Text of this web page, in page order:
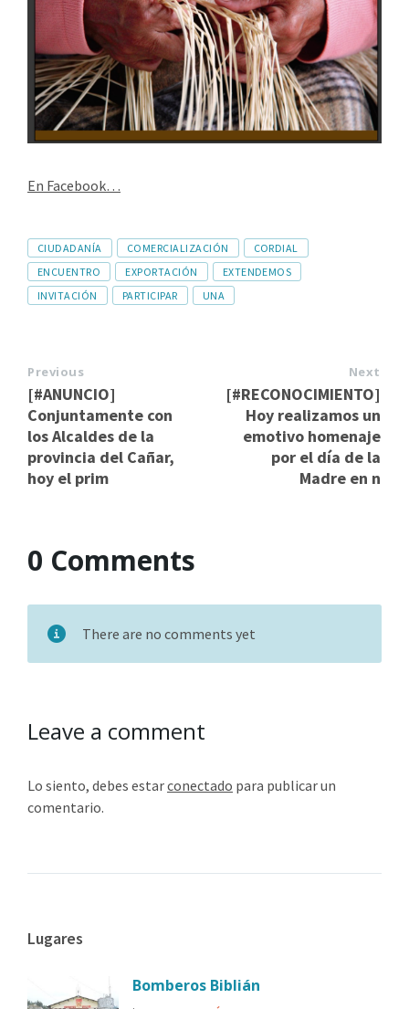
En Facebook…
CIUDADANÍA COMERCIALIZACIÓN
CORDIAL
ENCUENTRO
EXPORTACIÓN
EXTENDEMOS
INVITACIÓN
PARTICIPAR UNA
Previous
[#ANUNCIO]
Conjuntamente con
los Alcaldes de la
provincia del Cañar,
hoy el prim
Next
[#RECONOCIMIENTO]
Hoy realizamos un
emotivo homenaje
por el día de la
Madre en n
0 Comments
There are no comments yet
Leave a comment
Lo siento, debes estarconectado para publicar un
comentario.
Lugares
Bomberos Biblián